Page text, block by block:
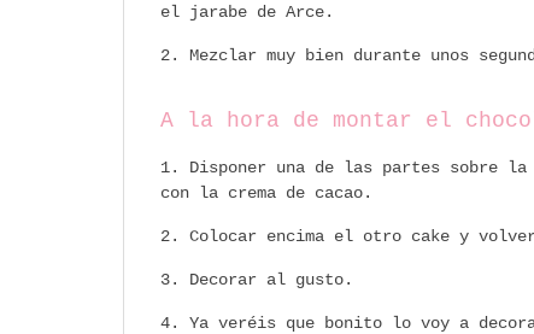
el jarabe de Arce.
Mezclar muy bien durante unos
A la hora de montar el
Disponer una de las partes sobre
con la crema de cacao.
Colocar encima el otro cake y
Decorar al gusto.
Ya veréis que bonito lo voy a